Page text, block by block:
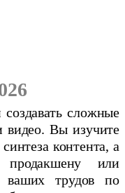
сложные
видео. Вы изучите
контента, а
или
ваших трудов по